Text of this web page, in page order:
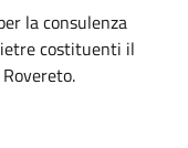
la consulenza
costituenti il